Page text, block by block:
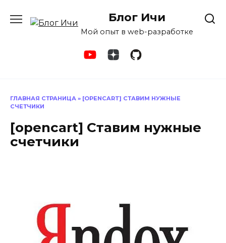
содержанию
Блог Ичи
Мой опыт в web-разработке
ГЛАВНАЯ СТРАНИЦА » [OPENCART] СТАВИМ НУЖНЫЕ
СЧЕТЧИКИ
[opencart] Ставим нужные
счетчики